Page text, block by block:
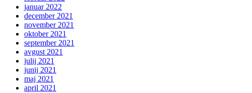
januar 2022
december 2021
november 2021
oktober 2021
september 2021
avgust 2021
julij 2021
junij 2021
maj 2021
april 2021